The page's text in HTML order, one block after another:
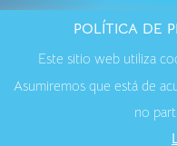
Privacidad·
POLÍTICA DE
Este sitio web utiliza
Asumiremos que está de
no